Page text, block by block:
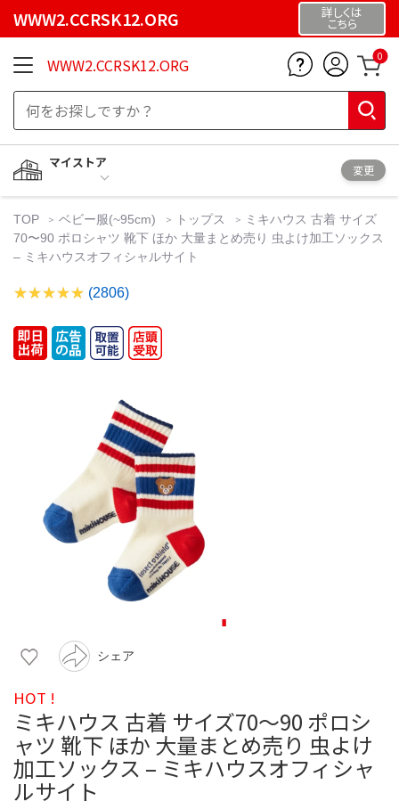
WWW2.CCRSK12.ORG 詳しくは
こちら
WWW2.CCRSK12.ORG 0
マイストア
変更
TOP ベビー服(~95cm) トップス
ミキハウス 古着 サイズ
70〜90 ポロシャツ 靴下 ほか 大量まとめ売り 虫よけ加工ソックス
– ミキハウスオフィシャルサイト
(2806)
シェア
HOT !
ミキハウス 古着 サイズ70〜90 ポロシ
ャツ 靴下 ほか 大量まとめ売り 虫よけ
加工ソックス – ミキハウスオフィシャ
ルサイト